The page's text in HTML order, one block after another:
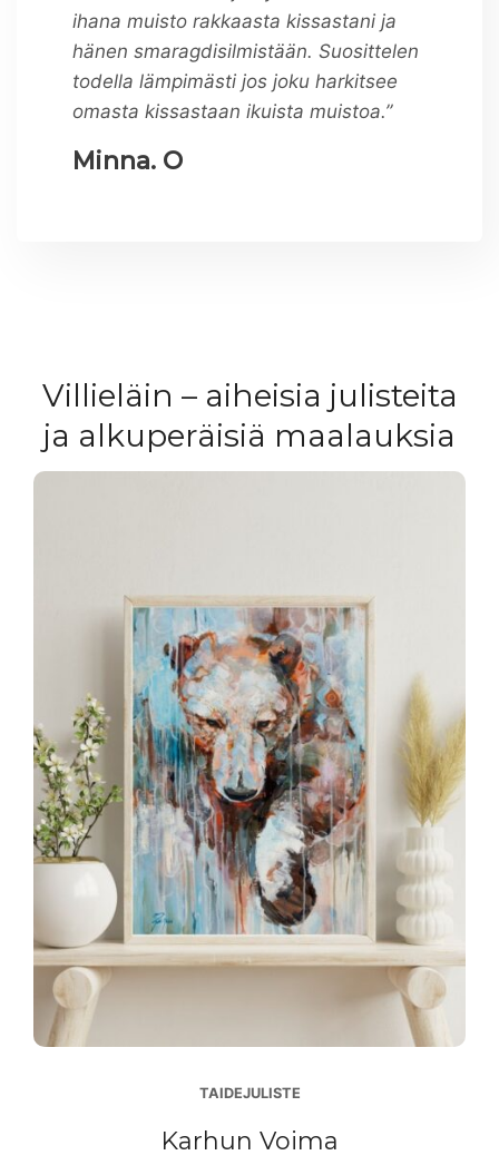
ihana muisto rakkaasta kissastani ja
hänen smaragdisilmistään. Suosittelen
todella lämpimästi jos joku harkitsee
omasta kissastaan ikuista muistoa.”
Minna. O
Villieläin – aiheisia julisteita
ja alkuperäisiä maalauksia
TAIDEJULISTE
Karhun Voima